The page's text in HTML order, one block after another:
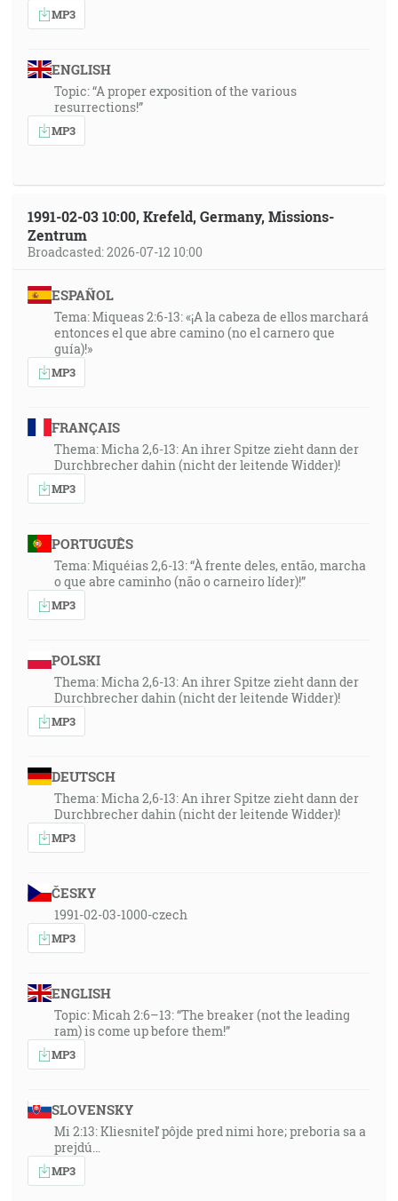
MP3
ENGLISH
Topic: “A proper exposition of the various
resurrections!”
MP3
1991-02-03 10:00, Krefeld, Germany, Missions-
Zentrum
Broadcasted: 2026-07-12 10:00
ESPAÑOL
Tema: Miqueas 2:6-13: «¡A la cabeza de ellos marchará
entonces el que abre camino (no el carnero que
guía)!»
MP3
FRANÇAIS
Thema: Micha 2,6-13: An ihrer Spitze zieht dann der
Durchbrecher dahin (nicht der leitende Widder)!
MP3
PORTUGUÊS
Tema: Miquéias 2,6-13: “À frente deles, então, marcha
o que abre caminho (não o carneiro líder)!”
MP3
POLSKI
Thema: Micha 2,6-13: An ihrer Spitze zieht dann der
Durchbrecher dahin (nicht der leitende Widder)!
MP3
DEUTSCH
Thema: Micha 2,6-13: An ihrer Spitze zieht dann der
Durchbrecher dahin (nicht der leitende Widder)!
MP3
ČESKY
1991-02-03-1000-czech
MP3
ENGLISH
Topic: Micah 2:6–13: “The breaker (not the leading
ram) is come up before them!”
MP3
SLOVENSKY
Mi 2:13: Kliesniteľ pôjde pred nimi hore; preboria sa a
prejdú…
MP3